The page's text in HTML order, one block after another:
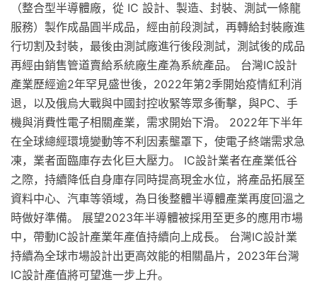
（整合型半導體廠，從 IC 設計、製造、封裝、測試一條龍
服務）製作成晶圓半成品，經由前段測試，再轉給封裝廠進
行切割及封裝，最後由測試廠進行後段測試，測試後的成品
再經由銷售管道賣給系統廠生產為系統產品。 台灣IC設計
產業歷經逾2年罕見盛世後，2022年第2季開始疫情紅利消
退，以及俄烏大戰與中國封控收緊等眾多衝擊，與PC、手
機與消費性電子相關產業，需求開始下滑。 2022年下半年
在全球總經環境變動等不利因素壟罩下，使電子終端需求急
凍，業者面臨庫存去化巨大壓力。 IC設計業者在產業低谷
之際，持續降低自身庫存同時提高現金水位，將產品拓展至
資料中心、汽車等領域，為日後整體半導體產業再度回溫之
時做好準備。 展望2023年半導體被採用至更多的應用市場
中，帶動IC設計產業年產值持續向上成長。 台灣IC設計業
持續為全球市場設計出更高效能的相關晶片，2023年台灣
IC設計產值將可望進一步上升。